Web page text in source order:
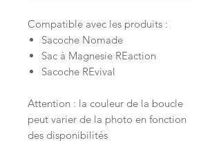
Compatible avec les produits :
Sacoche Nomade
Sac à Magnesie REaction
Sacoche REvival
Attention : la couleur de la boucle
peut varier de la photo en fonction
des disponibilités